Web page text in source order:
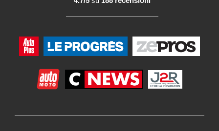
disponibili in diverse formulazioni, comprese quelle a base d'acqua a basso
5. Applicazione dei Vernici per auto Ixell:
La prima mano di Vernici, chiamata Tinta Base, viene applicata in modo
a spruzzo o altri metodi. L'applicazione uniforme garantisce un colore
omogeneo.
Una volta che la base è asciutta, si applicano uno o più strati di vernice